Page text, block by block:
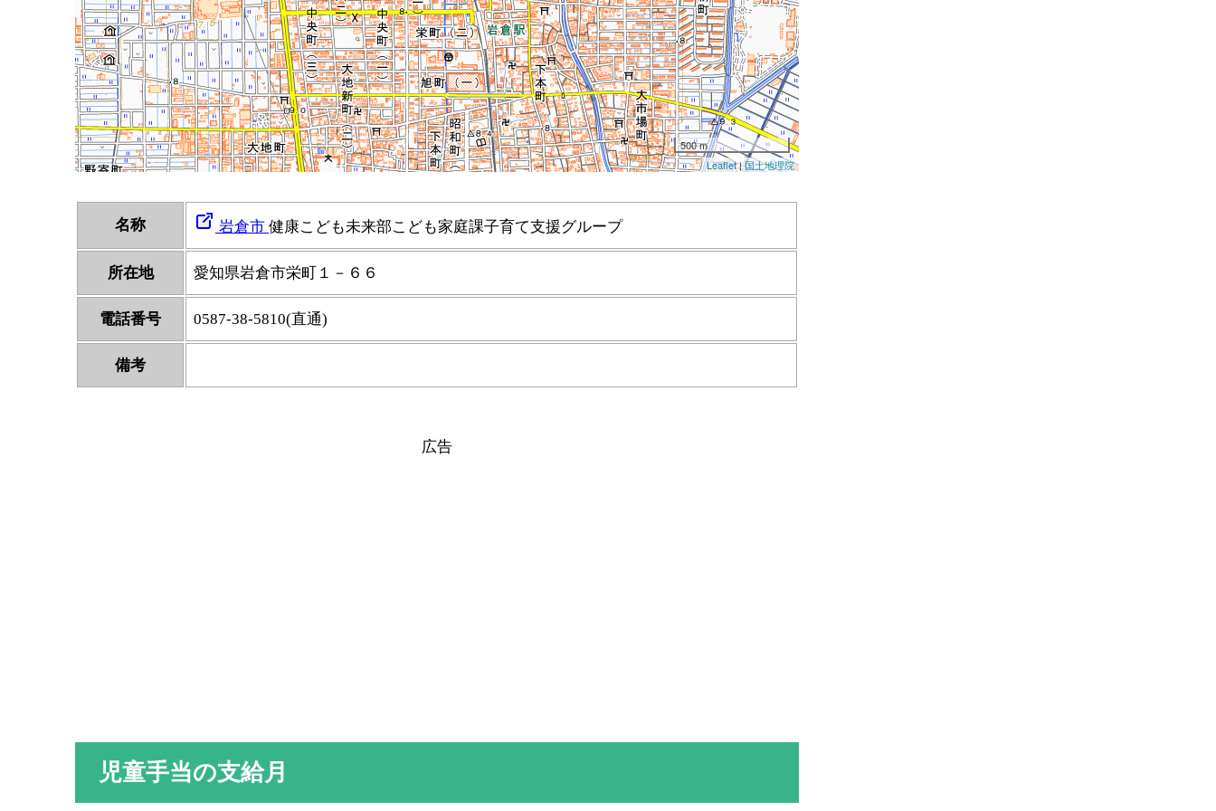
名称 岩倉市 健康こども未来部こども家庭課子育て支援グループ
所在地 愛知県岩倉市栄町１－６６
電話番号 0587-38-5810(直通)
備考
児童手当の支給月